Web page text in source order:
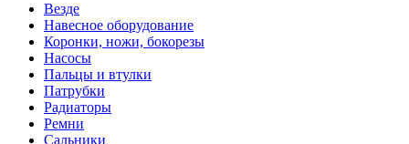
Везде
Навесное оборудование
Коронки, ножи, бокорезы
Насосы
Пальцы и втулки
Патрубки
Радиаторы
Ремни
Сальники